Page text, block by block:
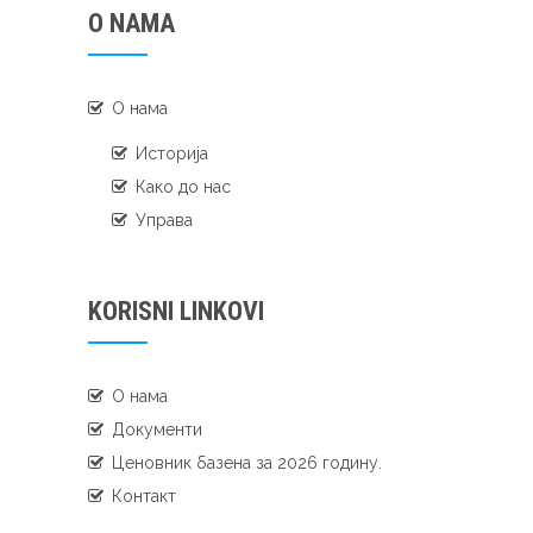
O NAMA
О нама
Историја
Како до нас
Управа
KORISNI LINKOVI
О нама
Документи
Ценовник базена за 2026 годину.
Контакт